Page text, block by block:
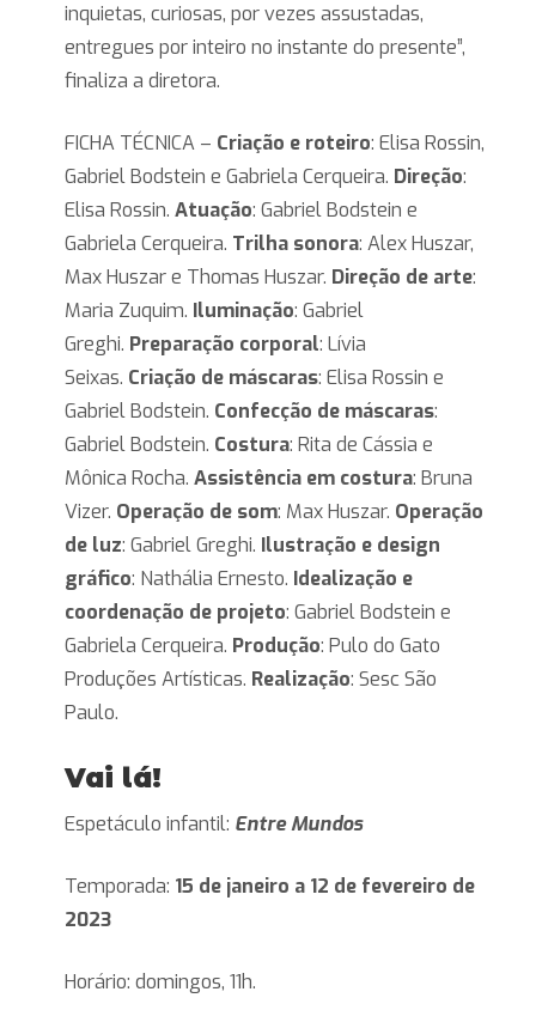
inquietas, curiosas, por vezes assustadas,
entregues por inteiro no instante do presente”,
finaliza a diretora.
FICHA TÉCNICA – Criação e roteiro: Elisa Rossin,
Gabriel Bodstein e Gabriela Cerqueira. Direção:
Elisa Rossin. Atuação: Gabriel Bodstein e
Gabriela Cerqueira. Trilha sonora: Alex Huszar,
Max Huszar e Thomas Huszar. Direção de arte:
Maria Zuquim. Iluminação: Gabriel
Greghi. Preparação corporal: Lívia
Seixas. Criação de máscaras: Elisa Rossin e
Gabriel Bodstein. Confecção de máscaras:
Gabriel Bodstein. Costura: Rita de Cássia e
Mônica Rocha. Assistência em costura: Bruna
Vizer. Operação de som: Max Huszar. Operação
de luz: Gabriel Greghi. Ilustração e design
gráfico: Nathália Ernesto. Idealização e
coordenação de projeto: Gabriel Bodstein e
Gabriela Cerqueira. Produção: Pulo do Gato
Produções Artísticas. Realização: Sesc São
Paulo.
Vai lá!
Espetáculo infantil: Entre Mundos
Temporada: 15 de janeiro a 12 de fevereiro de
2023
Horário: domingos, 11h.